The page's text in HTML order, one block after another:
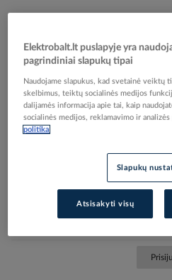
Skip
the
Reali prekė gali skirtis nuo
Alkūnė plieninė D16 karštai
Elektrobalt.lt puslapyje yra
pagrindiniai slapukų tipai
Naudojame slapukus, kad svetainė veiktų
skelbimus, teiktų socialinės medijos
dalijamės informacija apie tai, kaip
socialinės medijos, reklamavimo ir analizės
politika
Slapukų
Atsisakyti visų